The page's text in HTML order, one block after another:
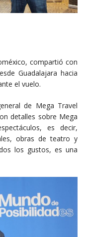
compartió con
Guadalajara hacia
el vuelo.
de Mega Travel
detalles sobre Mega
es decir,
obras de teatro y
los gustos, es una